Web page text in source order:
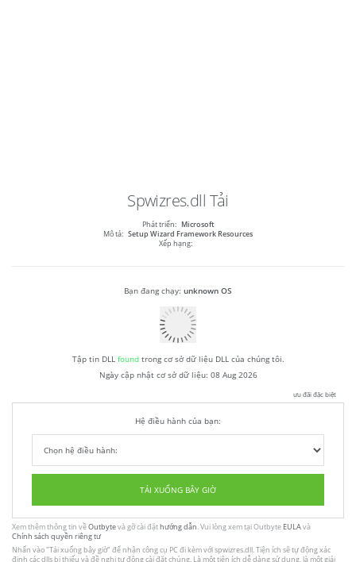
Spwizres.dll Tải
Phát triển: Microsoft
Mô tả: Setup Wizard Framework Resources
Xếp hạng:
Bạn đang chạy: unknown OS
Tập tin DLL foundtrong cơ sở dữ liệu DLL của chúng tôi.
Ngày cập nhật cơ sở dữ liệu: 08 Aug 2026
ưu đãi đặc biệt
Hệ điều hành của bạn:
TẢI XUỐNG BÂY GIỜ
Xem thêm thông tin vềOutbytevà gỡ cài đặthướng dẫn. Vui lòng xem tại Outbyte EULAvà
Chính sách quyền riêng tư
Nhấn vào"Tải xuống bây giờ" để nhận công cụ PC đi kèm với spwizres.dll. Tiện ích sẽ tự động xác
định các dlls bị thiếu và đề nghị tự động cài đặt chúng. Là một tiện ích dễ dàng sử dụng, là một giải